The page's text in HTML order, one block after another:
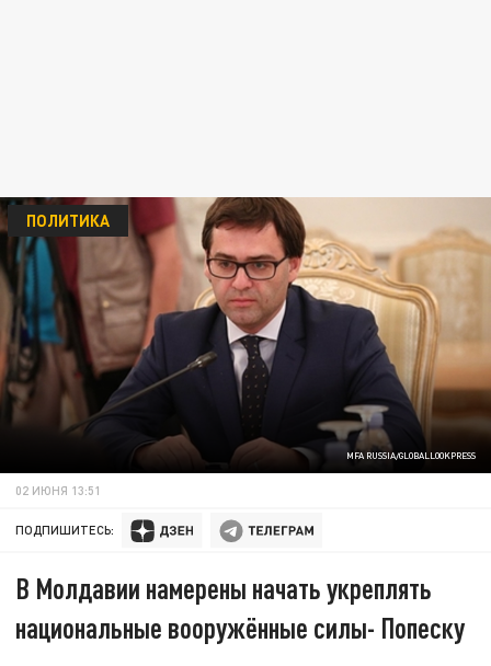
MFA RUSSIA/GLOBALLOOKPRESS
ПОЛИТИКА
02 ИЮНЯ 13:51
ПОДПИШИТЕСЬ:
В Молдавии намерены начать укреплять
национальные вооружённые силы- Попеску